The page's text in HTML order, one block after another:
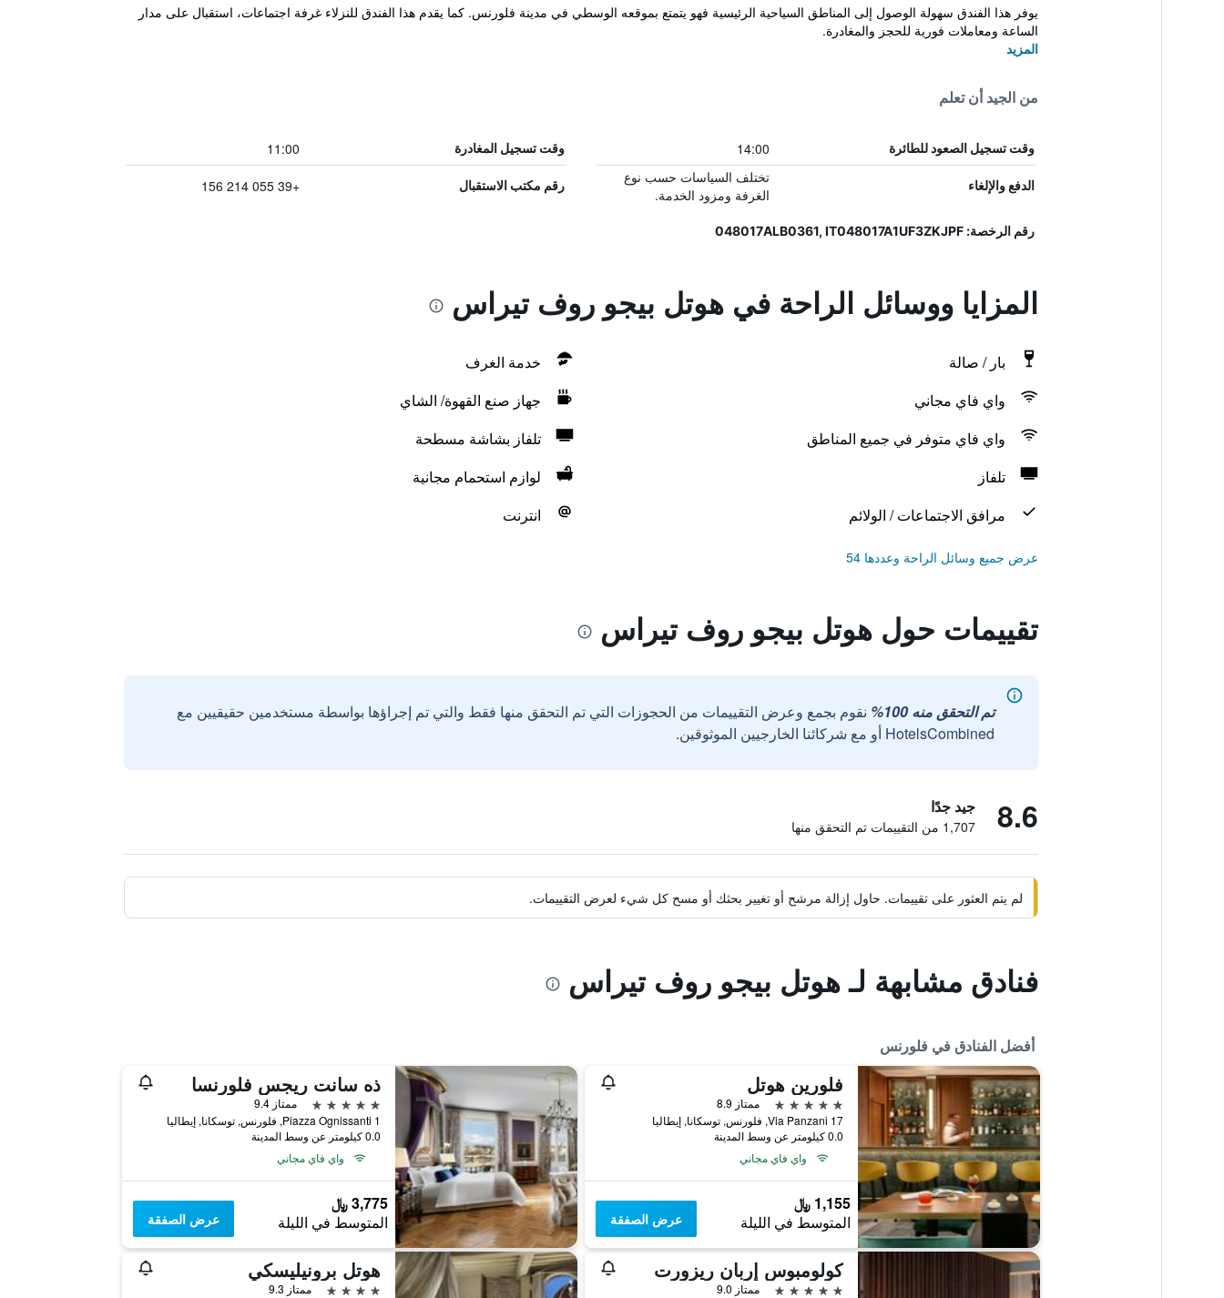
يوفر هذا الفندق سهولة الوصول إلى المناطق السياحية الرئيسية فهو يتمتع بموقعه الوسطي في مدينة فلورنس. كما يقدم هذا الفندق للنزلاء غرفة اجتماعات، استقبال على مدار
الساعة ومعاملات فورية للحجز والمغادرة.
المزيد
من الجيد أن تعلم
وقت تسجيل الصعود للطائرة 14:00 وقت تسجيل المغادرة 11:00
الدفع والإلغاء
تختلف السياسات حسب نوع
الغرفة ومزود الخدمة.
رقم مكتب الاستقبال +39 055 214 156
رقم الرخصة: 048017ALB0361, IT048017A1UF3ZKJPF
المزايا ووسائل الراحة في هوتل بيجو روف تيراس
بار / صالة
خدمة الغرف
واي فاي مجاني
جهاز صنع القهوة/ الشاي
واي فاي متوفر في جميع المناطق
تلفاز بشاشة مسطحة
تلفاز
لوازم استحمام مجانية
مرافق الاجتماعات / الولائم
انترنت
عرض جميع وسائل الراحة وعددها 54
تقييمات حول هوتل بيجو روف تيراس
تم التحقق منه 100%
نقوم بجمع وعرض التقييمات من الحجوزات التي تم التحقق منها فقط والتي تم إجراؤها بواسطة مستخدمين حقيقيين مع
HotelsCombined أو مع شركائنا الخارجيين الموثوقين.
8.6 جيد جدًا
1,707 من التقييمات تم التحقق منها
لم يتم العثور على تقييمات. حاول إزالة مرشح أو تغيير بحثك أو مسح كل شيء لعرض التقييمات.
فنادق مشابهة لـ هوتل بيجو روف تيراس
أفضل الفنادق في فلورنس
فلورين هوتل
5 نجوم
ممتاز 8.9
17 Via Panzani, فلورنس, توسكانا, إيطاليا
0.0 كيلومتر عن وسط المدينة
واي فاي مجاني
1,155 ﷼
المتوسط في الليلة عرض الصفقة
ذه سانت ريجس فلورنسا
5 نجوم
ممتاز 9.4
Piazza Ognissanti 1, فلورنس, توسكانا, إيطاليا
0.0 كيلومتر عن وسط المدينة
واي فاي مجاني
3,775 ﷼
المتوسط في الليلة عرض الصفقة
كولومبوس إربان ريزورت
5 نجوم ممتاز 9.0
هوتل برونيليسكي
4 نجوم ممتاز 9.3